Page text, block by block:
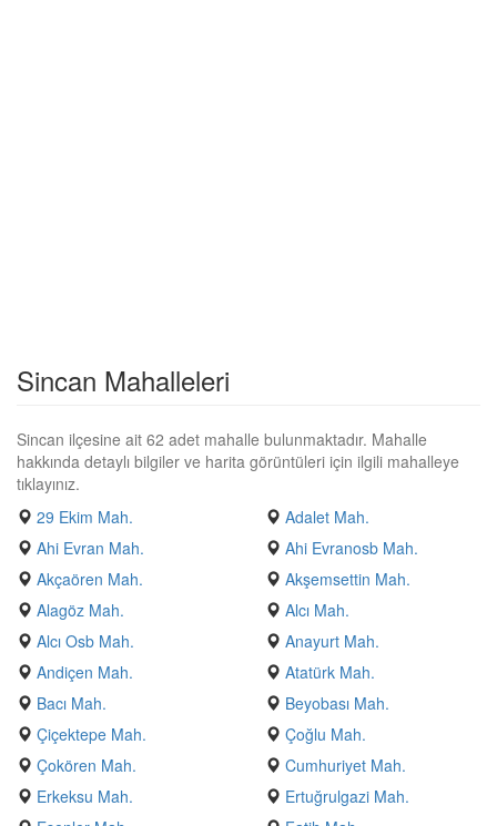
Sincan Mahalleleri
Sincan ilçesine ait 62 adet mahalle bulunmaktadır. Mahalle
hakkında detaylı bilgiler ve harita görüntüleri için ilgili mahalleye
tıklayınız.
29 Ekim Mah.
Adalet Mah.
Ahi Evran Mah.
Ahi Evranosb Mah.
Akçaören Mah.
Akşemsettin Mah.
Alagöz Mah.
Alcı Mah.
Alcı Osb Mah.
Anayurt Mah.
Andiçen Mah.
Atatürk Mah.
Bacı Mah.
Beyobası Mah.
Çiçektepe Mah.
Çoğlu Mah.
Çokören Mah.
Cumhuriyet Mah.
Erkeksu Mah.
Ertuğrulgazi Mah.